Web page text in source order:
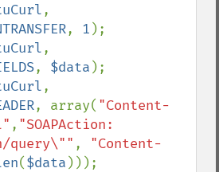
, 1
, $data
, array( "Content-
, "SOAPAction:
query\"" , "Content-
($data )));